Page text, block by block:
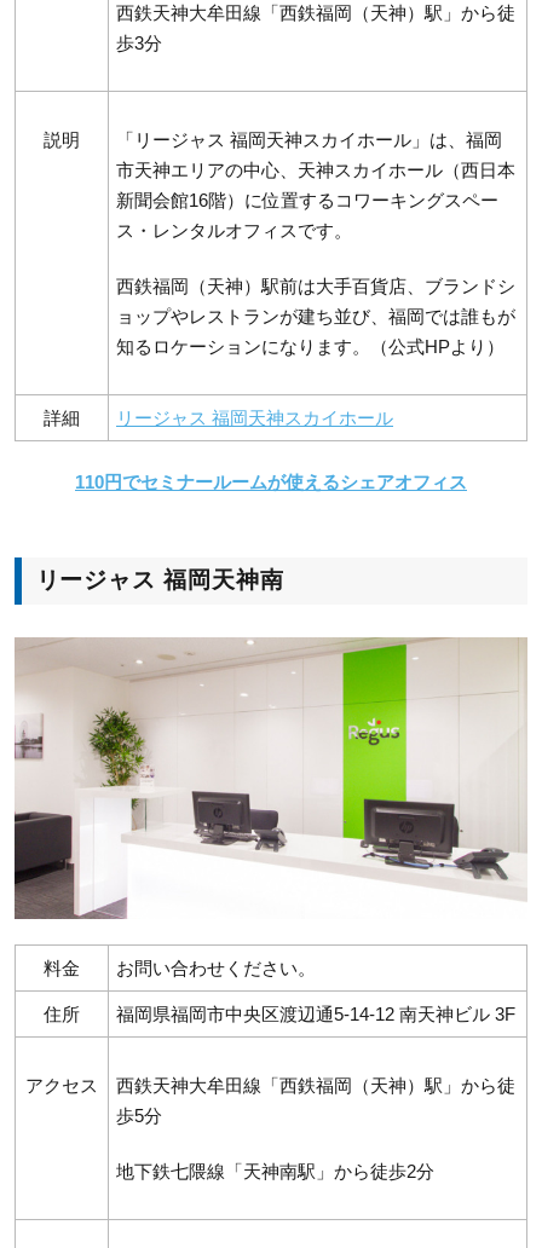
西鉄天神大牟田線「西鉄福岡（天神）駅」から徒
歩3分
説明
「リージャス 福岡天神スカイホール」は、福岡
市天神エリアの中心、天神スカイホール（西日本
新聞会館16階）に位置するコワーキングスペー
ス・レンタルオフィスです。
西鉄福岡（天神）駅前は大手百貨店、ブランドシ
ョップやレストランが建ち並び、福岡では誰もが
知るロケーションになります。（公式HPより）
詳細 リージャス 福岡天神スカイホール
110円でセミナールームが使えるシェアオフィス
リージャス 福岡天神南
料金 お問い合わせください。
住所 福岡県福岡市中央区渡辺通5-14-12 南天神ビル 3F
アクセス
西鉄天神大牟田線「西鉄福岡（天神）駅」から徒
歩5分
地下鉄七隈線「天神南駅」から徒歩2分